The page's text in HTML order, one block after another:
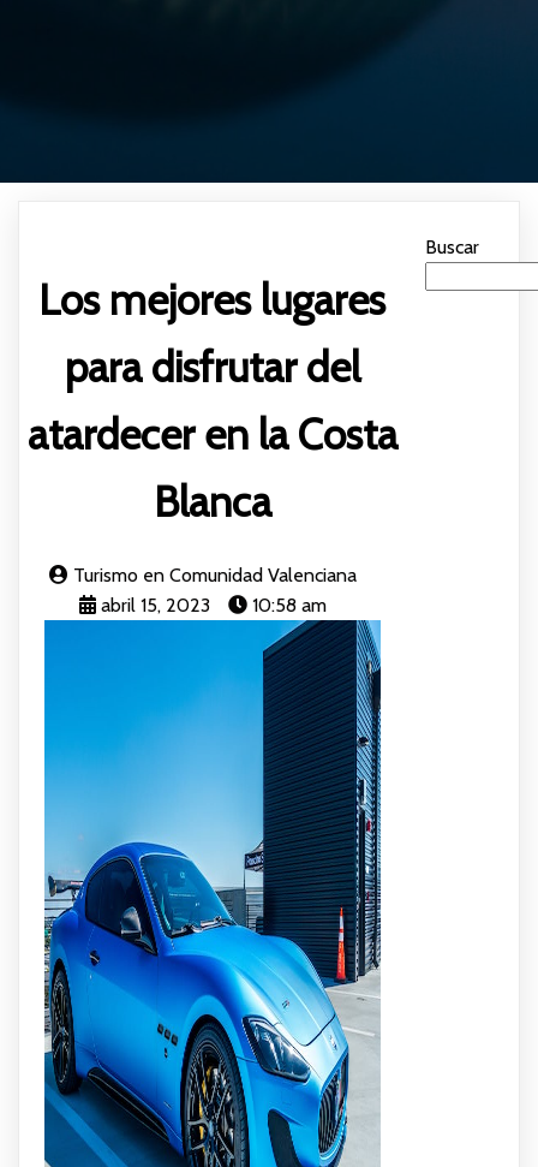
Los mejores lugares
para disfrutar del
atardecer en la Costa
Blanca
Turismo en Comunidad Valenciana
abril 15, 2023
10:58 am
Buscar